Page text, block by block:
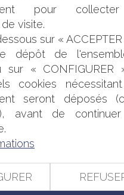
s'offrent à moi avant de
#droitsociétés
d'une délégation et
fumer dans les aires
bientôt la
les appels dans l'UE
routière: de
au volant et au taux
paiement en espèces
304 305 307 308
pour
visite.
sur «
dépôt de
sur « CONFIGURER
cookies
seront déposés
avant de